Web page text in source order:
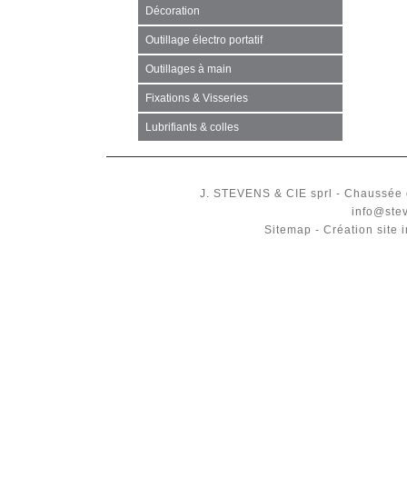
Décoration
Outillage électro portatif
Outillages à main
Fixations & Visseries
Lubrifiants & colles
J. STEVENS & CIE sprl - Chaussée
Sitemap - Création site